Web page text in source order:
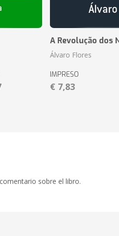
A Revolução dos
Álvaro Flores
IMPRESO
€ 7,83
sobre el libro.